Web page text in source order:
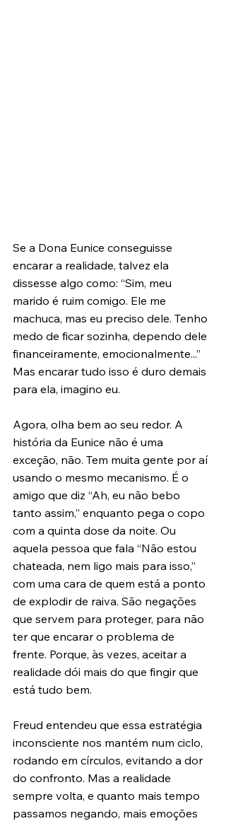
Se a Dona Eunice conseguisse
encarar a realidade, talvez ela
dissesse algo como: “Sim, meu
marido é ruim comigo. Ele me
machuca, mas eu preciso dele. Tenho
medo de ficar sozinha, dependo dele
financeiramente, emocionalmente...”
Mas encarar tudo isso é duro demais
para ela, imagino eu.
Agora, olha bem ao seu redor. A
história da Eunice não é uma
exceção, não. Tem muita gente por aí
usando o mesmo mecanismo. É o
amigo que diz “Ah, eu não bebo
tanto assim,” enquanto pega o copo
com a quinta dose da noite. Ou
aquela pessoa que fala “Não estou
chateada, nem ligo mais para isso,”
com uma cara de quem está a ponto
de explodir de raiva. São negações
que servem para proteger, para não
ter que encarar o problema de
frente. Porque, às vezes, aceitar a
realidade dói mais do que fingir que
está tudo bem.
Freud entendeu que essa estratégia
inconsciente nos mantém num ciclo,
rodando em círculos, evitando a dor
do confronto. Mas a realidade
sempre volta, e quanto mais tempo
passamos negando, mais emoções